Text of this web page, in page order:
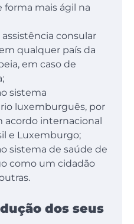
forma mais ágil na
assistência consular
qualquer país da
em caso de
sistema
luxemburguês, por
acordo internacional
e Luxemburgo;
sistema de saúde de
como um cidadão
dos seus